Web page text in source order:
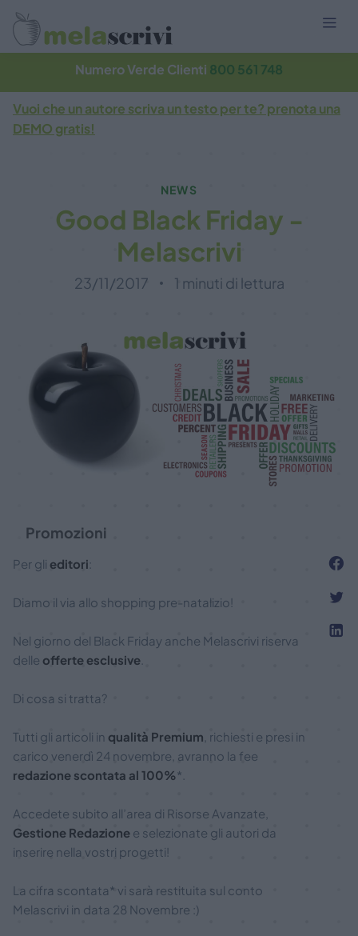
Numero Verde Clienti 800 561 748
Vuoi che un autore scriva un testo per te? prenota una
DEMO gratis!
NEWS
Good Black Friday -
Melascrivi
23/11/2017 1 minuti di lettura
Promozioni
Per gli editori:
Diamo il via allo shopping pre-natalizio!
Nel giorno del Black Friday anche Melascrivi riserva
delle offerte esclusive
Di cosa si tratta?
Tutti gli articoli in qualità Premium , richiesti e presi in
carico venerdì 24 novembre, avranno la fee
redazione scontata al 100%*.
Accedete subito all’area di Risorse Avanzate,
Gestione Redazione e selezionate gli autori da
inserire nella vostri progetti!
La cifra scontata* vi sarà restituita sul conto
Melascrivi in data 28 Novembre :)